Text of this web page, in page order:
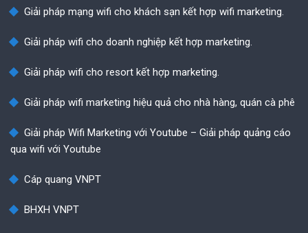
Giải pháp mạng wifi cho khách sạn kết hợp wifi marketing.
Giải pháp wifi cho doanh nghiệp kết hợp marketing.
Giải pháp wifi cho resort kết hợp marketing.
Giải pháp wifi marketing hiệu quả cho nhà hàng, quán cà phê
Giải pháp Wifi Marketing với Youtube – Giải pháp quảng cáo
qua wifi với Youtube
Cáp quang VNPT
BHXH VNPT